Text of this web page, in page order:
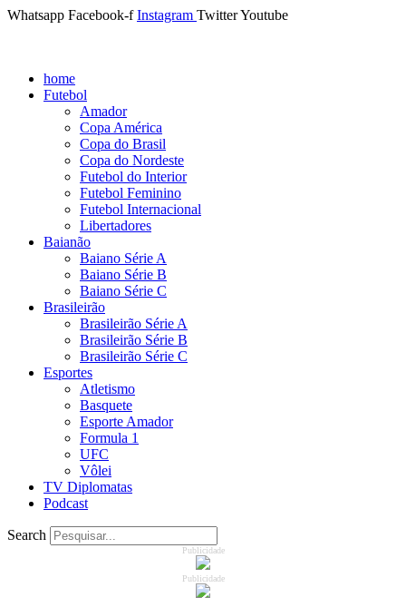
Whatsapp Facebook-f Instagram TwitterYoutube
home
Futebol
Amador
Copa América
Copa do Brasil
Copa do Nordeste
Futebol do Interior
Futebol Feminino
Futebol Internacional
Libertadores
Baianão
Baiano Série A
Baiano Série B
Baiano Série C
Brasileirão
Brasileirão Série A
Brasileirão Série B
Brasileirão Série C
Esportes
Atletismo
Basquete
Esporte Amador
Formula 1
UFC
Vôlei
TV Diplomatas
Podcast
Search
Publicidade
Publicidade